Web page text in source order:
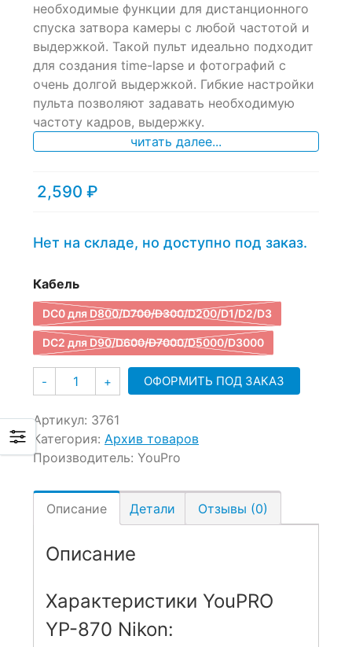
on
customer
ratings
необходимые функции для дистанционного
спуска затвора камеры с любой частотой и
выдержкой. Такой пульт идеально подходит
для создания time-lapse и фотографий с
очень долгой выдержкой. Гибкие настройки
пульта позволяют задавать необходимую
частоту кадров, выдержку.
читать далее...
2,590 ₽
Нет на складе, но доступно под заказ.
Кабель
DC0 для D800/D700/D300/D200/D1/D2/D3
DC2 для D90/D600/D7000/D5000/D3000
- Количество
+ ОФОРМИТЬ ПОД ЗАКАЗ
Артикул: 3761
Категория: Архив товаров
Производитель: YouPro
Описание Детали Отзывы (0)
Описание
Характеристики YouPRO
YP-870 Nikon: